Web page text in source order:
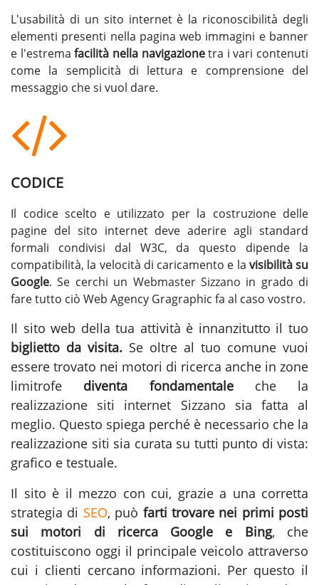
L'usabilità di un sito internet è la riconoscibilità degli
elementi presenti nella pagina web immagini e banner
e l'estremafacilità nella navigazionetra i vari contenuti
come la semplicità di lettura e comprensione del
messaggio che si vuol dare.
CODICE
Il codice scelto e utilizzato per la costruzione delle
pagine del sito internet deve aderire agli standard
formali condivisi dal W3C, da questo dipende la
compatibilità, la velocità di caricamento e la visibilità su
Google. Se cerchi un Webmaster Sizzano in grado di
fare tutto ciò Web Agency Gragraphic fa al caso vostro.
Il sito web della tua attività è innanzitutto il tuo
biglietto da visita. Se oltre al tuo comune vuoi
essere trovato nei motori di ricerca anche in zone
limitrofe diventa fondamentaleche la
realizzazione siti internet Sizzano sia fatta al
meglio. Questo spiega perché è necessario che la
realizzazione siti sia curata su tutti punto di vista:
grafico e testuale.
Il sito è il mezzo con cui, grazie a una corretta
strategia di SEO, può farti trovare nei primi posti
sui motori di ricerca Google e Bing, che
costituiscono oggi il principale veicolo attraverso
cui i clienti cercano informazioni. Per questo il